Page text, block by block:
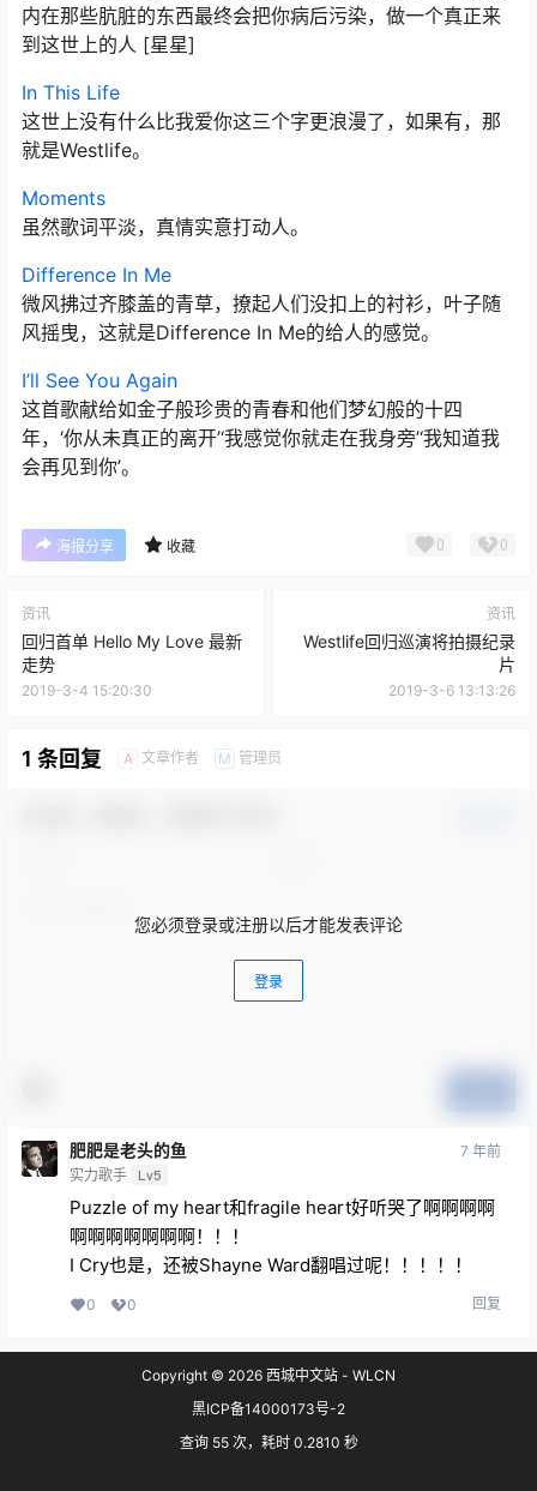
内在那些肮脏的东西最终会把你病后污染，做一个真正来
到这世上的人 [星星]
In This Life
这世上没有什么比我爱你这三个字更浪漫了，如果有，那
就是Westlife。
Moments
虽然歌词平淡，真情实意打动人。
Difference In Me
微风拂过齐膝盖的青草，撩起人们没扣上的衬衫，叶子随
风摇曳，这就是Difference In Me的给人的感觉。
I’ll See You Again
这首歌献给如金子般珍贵的青春和他们梦幻般的十四
年，‘你从未真正的离开’‘我感觉你就走在我身旁’‘我知道我
会再见到你’。
海报分享 收藏 0 0
资讯
回归首单 Hello My Love 最新
走势
2019-3-4 15:20:30
资讯
Westlife回归巡演将拍摄纪录
片
2019-3-6 13:13:26
1 条回复 A 文章作者 M 管理员
您必须登录或注册以后才能发表评论
登录
肥肥是老头的鱼
实力歌手 Lv5
7 年前
Puzzle of my heart和fragile heart好听哭了啊啊啊啊
啊啊啊啊啊啊啊！！！
I Cry也是，还被Shayne Ward翻唱过呢！！！！！
0 0 回复
Copyright © 2026 西城中文站 - WLCN
黑ICP备14000173号-2
查询 55 次，耗时 0.2810 秒